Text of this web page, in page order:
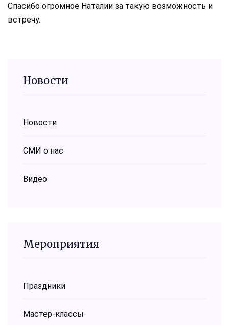
Спасибо огромное Наталии за такую возможность и
встречу.
Новости
Новости
СМИ о нас
Видео
Мероприятия
Праздники
Мастер-классы